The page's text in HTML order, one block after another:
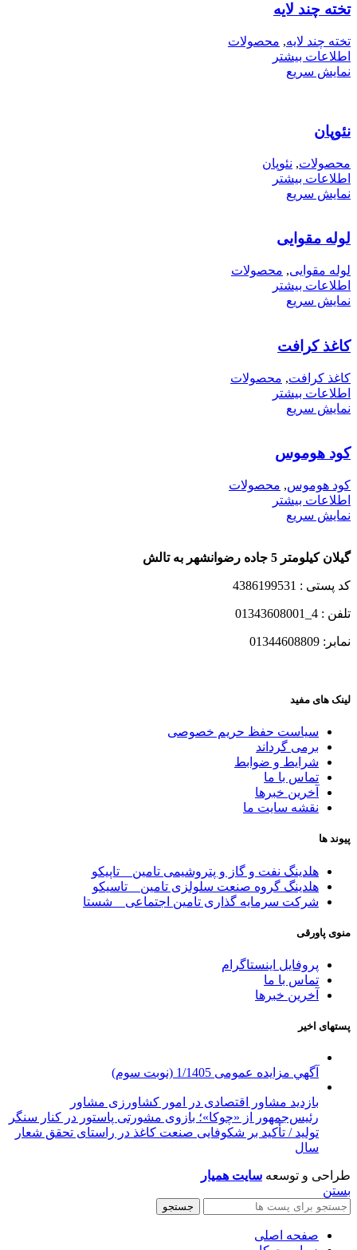
تخته چند لایه
تخته چند لایه, محصولات
اطلاعات بیشتر
نمایش سریع
نئوپان
محصولات, نئوپان
اطلاعات بیشتر
نمایش سریع
لوله مقوایی
لوله مقوایی, محصولات
اطلاعات بیشتر
نمایش سریع
کاغذ کرافت
کاغذ کرافت, محصولات
اطلاعات بیشتر
نمایش سریع
کود هوموس
کود هوموس, محصولات
اطلاعات بیشتر
نمایش سریع
گیلان کیلومتر 5 جاده رضوانشهر به تالش
کد پستی : 4386199531
تلفن : 4_01343608001
نمابر: 01344608809
لینک های مفید
سیاست حفظ حریم خصوصی
برمی گرداند
شرایط و ضوابط
تماس با ما
آخرین خبرها
نقشه سایت ما
پیوند ها
هلدینگ نفت و گاز و پتروشیمی تامین _ تاپیکو
هلدینگ گروه صنعت سلولزی تامین _ تاسیکو
شرکت سرمایه گذاری تامین اجتماعی _ شستا
منوی پاورقی
پروفایل اینستاگرام
تماس با ما
آخرین خبرها
پستهای اخیر
آگهي مزایده عمومی 1/1405 (نوبت سوم)
بازدید مشاور اقتصادی در امور کشاورزی مشاور
رئیس‌جمهور از «چوکا»؛ بازوی مشورتی پاستور در کنار سنگر
تولید / تأکید بر شکوفایی صنعت کاغذ در راستای تحقق شعار
سال
طراحی و توسعه سایت همیار
بستن
جستجو
صفحه اصلی